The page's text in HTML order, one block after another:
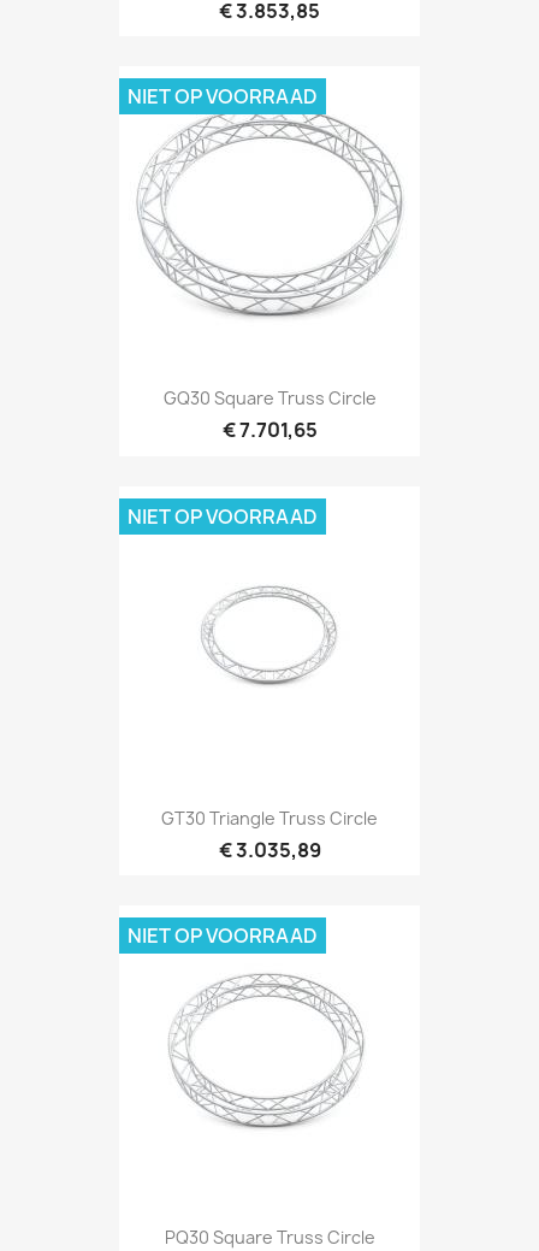
€ 3.853,85
Snel bekijken
GQ30 Square Truss Circle
€ 7.701,65
NIET OP VOORRAAD
Snel bekijken
GT30 Triangle Truss Circle
€ 3.035,89
NIET OP VOORRAAD
Snel bekijken
PQ30 Square Truss Circle
NIET OP VOORRAAD